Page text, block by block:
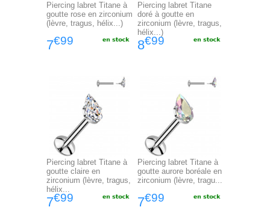
Piercing labret Titane à
goutte rose en zirconium
(lèvre, tragus, hélix...)
7€99
Piercing labret Titane
doré à goutte en
zirconium (lèvre, tragus,
hélix...)
8€99
Piercing labret Titane à
goutte claire en
zirconium (lèvre, tragus,
hélix...
7€99
Piercing labret Titane à
goutte aurore boréale en
zirconium (lèvre, tragu...
7€99